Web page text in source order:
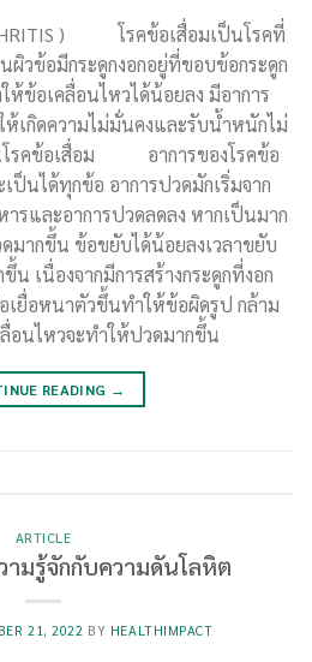
) โรคข้อเสื่อมเป็นโรคที่
นผิวข้อมีกระดูกงอกอยู่ที่ขอบข้อกระดูก
ข้อเคลื่อนไหวได้น้อยลง มีอาการ
เกิดความไม่มั่นคงและรับน้ำหนักไม่
นโรคข้อเสื่อม อาการของโรคข้อ
ป็นได้ทุกข้อ อาการปวดมักเริ่มจาก
รและอาการปวดลดลง หากเป็นมาก
มากขึ้น ข้อขยับได้น้อยลงเวลาขยับ
น เนื่องจากมีการสร้างกระดูกที่งอก
เยื่อหนาตัวขึ้นทำให้ข้อผิดรูป กล้าม
อนไหวจะทำให้ปวดมากขึ้น
READING →
ARTICLE
ามรู้จักกับความดันโลหิต
21, 2022 BY HEALTHIMPACT